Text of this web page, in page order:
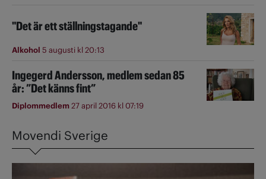
"Det är ett ställningstagande"
Alkohol 5 augusti kl 20:13
Ingegerd Andersson, medlem sedan 85
år: ”Det känns fint”
Diplommedlem27 april 2016 kl 07:19
Movendi Sverige